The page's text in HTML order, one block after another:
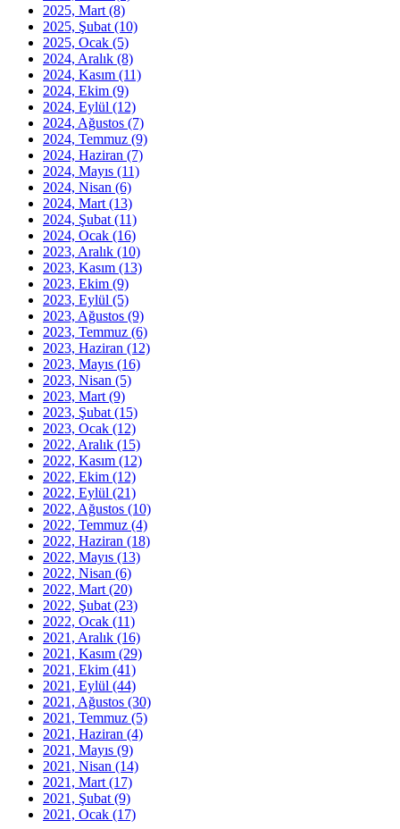
2025, Mart (8)
2025, Şubat (10)
2025, Ocak (5)
2024, Aralık (8)
2024, Kasım (11)
2024, Ekim (9)
2024, Eylül (12)
2024, Ağustos (7)
2024, Temmuz (9)
2024, Haziran (7)
2024, Mayıs (11)
2024, Nisan (6)
2024, Mart (13)
2024, Şubat (11)
2024, Ocak (16)
2023, Aralık (10)
2023, Kasım (13)
2023, Ekim (9)
2023, Eylül (5)
2023, Ağustos (9)
2023, Temmuz (6)
2023, Haziran (12)
2023, Mayıs (16)
2023, Nisan (5)
2023, Mart (9)
2023, Şubat (15)
2023, Ocak (12)
2022, Aralık (15)
2022, Kasım (12)
2022, Ekim (12)
2022, Eylül (21)
2022, Ağustos (10)
2022, Temmuz (4)
2022, Haziran (18)
2022, Mayıs (13)
2022, Nisan (6)
2022, Mart (20)
2022, Şubat (23)
2022, Ocak (11)
2021, Aralık (16)
2021, Kasım (29)
2021, Ekim (41)
2021, Eylül (44)
2021, Ağustos (30)
2021, Temmuz (5)
2021, Haziran (4)
2021, Mayıs (9)
2021, Nisan (14)
2021, Mart (17)
2021, Şubat (9)
2021, Ocak (17)